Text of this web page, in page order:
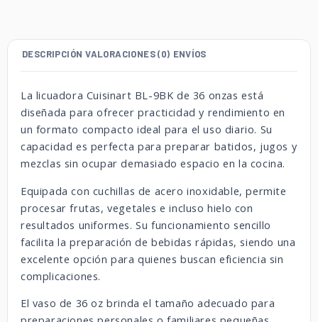
DESCRIPCIÓN VALORACIONES (0) ENVÍOS
La licuadora Cuisinart BL-9BK de 36 onzas está
diseñada para ofrecer practicidad y rendimiento en
un formato compacto ideal para el uso diario. Su
capacidad es perfecta para preparar batidos, jugos y
mezclas sin ocupar demasiado espacio en la cocina.
Equipada con cuchillas de acero inoxidable, permite
procesar frutas, vegetales e incluso hielo con
resultados uniformes. Su funcionamiento sencillo
facilita la preparación de bebidas rápidas, siendo una
excelente opción para quienes buscan eficiencia sin
complicaciones.
El vaso de 36 oz brinda el tamaño adecuado para